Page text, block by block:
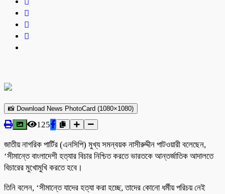
📸 Download News PhotoCard (1080×1080)
125
জাতীয় নাগরিক পার্টির (এনসিপি) মুখ্য সমন্বয়ক নাসীরুদ্দীন পাটওয়ারী বলেছেন,
‘সীমান্তে বাংলাদেশী হত্যার বিচার নিশ্চিত করতে ভারতকে আন্তর্জাতিক আদালতে
বিচারের মুখোমুখি করতে হবে।
তিনি বলেন, ‘সীমান্তে যাদের হত্যা করা হচ্ছে, তাদের কোনো ধর্মীয় পরিচয় নেই